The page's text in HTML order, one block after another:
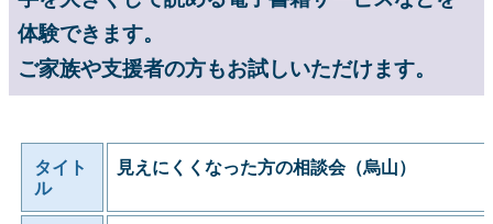
体験できます。
ご家族や支援者の方もお試しいただけます。
タイト
ル
見えにくくなった方の相談会（烏山）